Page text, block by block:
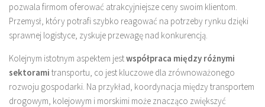
pozwala firmom oferować atrakcyjniejsze ceny swoim klientom.
Przemysł, który potrafi szybko reagować na potrzeby rynku dzięki
sprawnej logistyce, zyskuje przewagę nad konkurencją.
Kolejnym istotnym aspektem jestwspółpraca między różnymi
sektorami transportu, co jest kluczowe dla zrównoważonego
rozwoju gospodarki. Na przykład, koordynacja między transportem
drogowym, kolejowym i morskimi może znacząco zwiększyć